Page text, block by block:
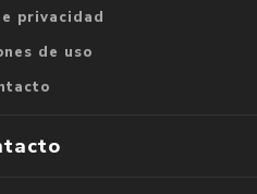
privacidad
de uso